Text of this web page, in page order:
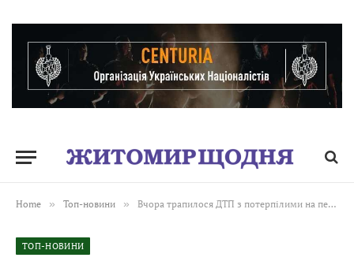
Home » Топ-новини » Вчора трапилося ДТП з потерпілими на перехресті вулиць Вітрука та Івана Огієнка. ВІДЕО
ТОП-НОВИНИ